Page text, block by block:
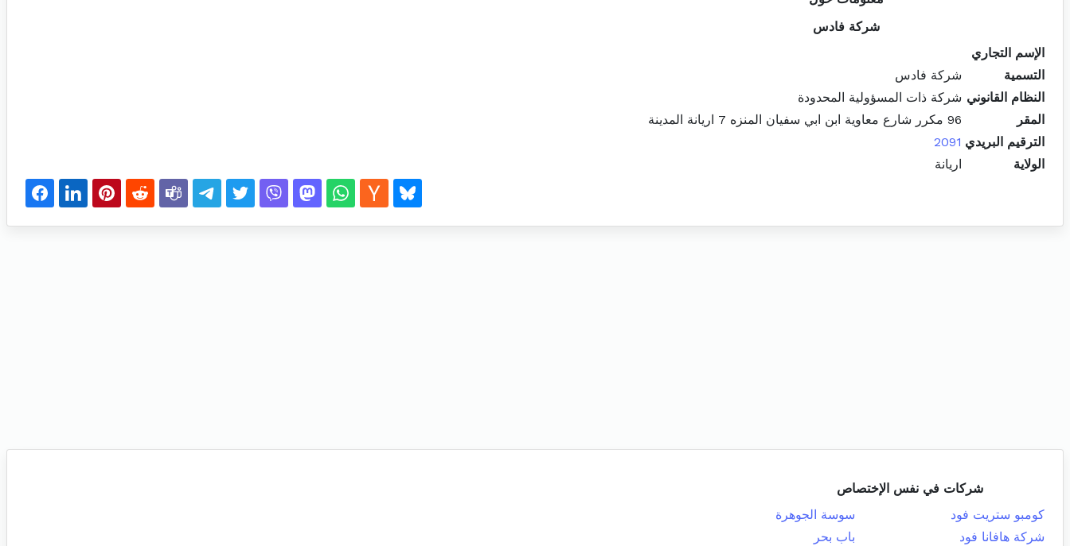
شركة فادس
الإسم التجاري
التسمية
شركة فادس
النظام القانوني شركة ذات المسؤولية المحدودة
المقر
96 مكرر شارع معاوية ابن ابي سفيان المنزه 7 اريانة المدينة
الترقيم البريدي 2091
الولاية
اريانة
شركات في نفس الإختصاص
كومبو ستريت فود
سوسة الجوهرة
شركة هافانا فود
باب بحر